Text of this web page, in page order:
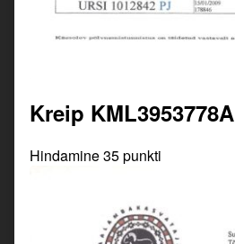
Kreip KML3953778A
Hindamine 35 punkti